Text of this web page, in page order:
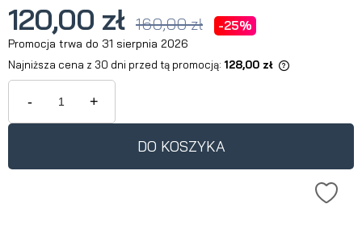
120,00 zł 160,00 zł -25%
Promocja trwa do 31 sierpnia 2026
Najniższa cena z 30 dni przed tą promocją: 128,00 zł
Jeżeli produkt jest sprzedawany
krócej niż 30 dni, wyświetlana jest
produkt pojawił się w sprzedaży.
- +
DO KOSZYKA